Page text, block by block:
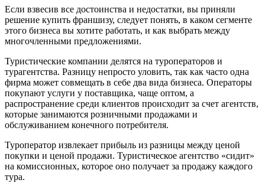
Если взвесив все достоинства и недостатки, вы приняли
решение купить франшизу, следует понять, в каком сегменте
этого бизнеса вы хотите работать, и как выбрать между
многочленными предложениями.
Туристические компании делятся на туроператоров и
турагентства. Разницу непросто уловить, так как часто одна
фирма может совмещать в себе два вида бизнеса. Операторы
покупают услуги у поставщика, чаще оптом, а
распространение среди клиентов происходит за счет агентств,
которые занимаются розничными продажами и
обслуживанием конечного потребителя.
Туроператор извлекает прибыль из разницы между ценой
покупки и ценой продажи. Туристическое агентство «сидит»
на комиссионных, которое оно получает за продажу каждого
тура.